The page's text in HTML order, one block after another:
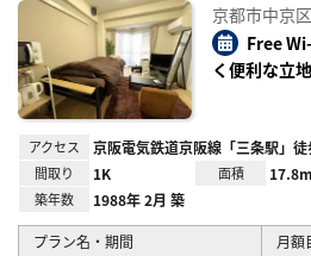
京都市中京区
Free
く便利な立
アクセス 京阪電気鉄道京阪線「三条駅」
間取り 1K 面積
築年数 1988年 2月 築
プラン名・期間
月額